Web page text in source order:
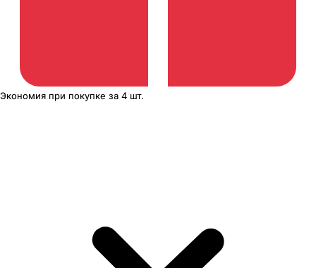
Экономия при покупке за 4 шт.